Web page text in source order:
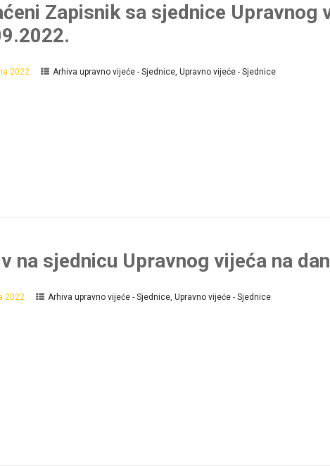
Zapisnik sa sjednice Upravnog
2022. Arhiva upravno vijeće - Sjednice, Upravno vijeće - Sjednice
na sjednicu Upravnog vijeća na
2022. Arhiva upravno vijeće - Sjednice, Upravno vijeće - Sjednice